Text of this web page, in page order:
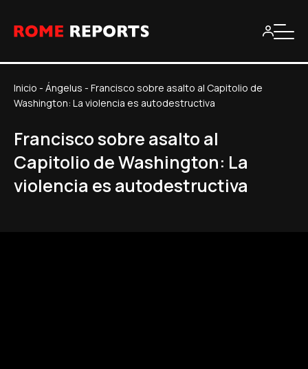
Inicio - Ángelus - Francisco sobre asalto al Capitolio de
Washington: La violencia es autodestructiva
Francisco sobre asalto al
Capitolio de Washington: La
violencia es autodestructiva